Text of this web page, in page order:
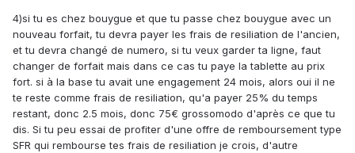
4)si tu es chez bouygue et que tu passe chez bouygue avec un
nouveau forfait, tu devra payer les frais de resiliation de l'ancien,
et tu devra changé de numero, si tu veux garder ta ligne, faut
changer de forfait mais dans ce cas tu paye la tablette au prix
fort. si à la base tu avait une engagement 24 mois, alors oui il ne
te reste comme frais de resiliation, qu'a payer 25% du temps
restant, donc 2.5 mois, donc 75€ grossomodo d'après ce que tu
dis. Si tu peu essai de profiter d'une offre de remboursement type
SFR qui rembourse tes frais de resiliation je crois, d'autre